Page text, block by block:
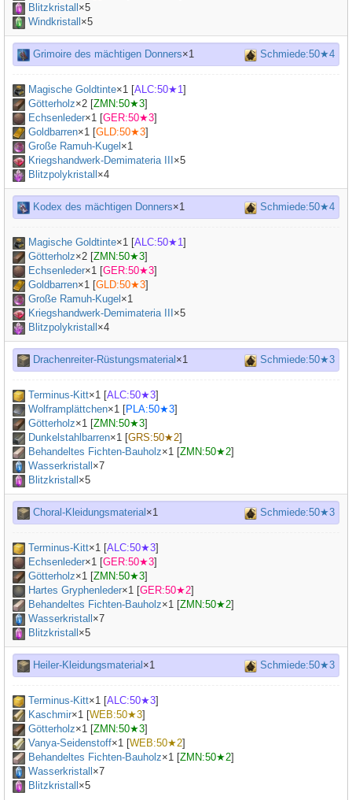
Blitzkristall ×5
Windkristall ×5
Grimoire des mächtigen Donners×1 Schmiede:50★4
Magische Goldtinte×1 [ALC:50★1]
Götterholz×2 [ZMN:50★3]
Echsenleder×1 [GER:50★3]
Goldbarren×1 [GLD:50★3]
Große Ramuh-Kugel ×1
Kriegshandwerk-Demimateria III ×5
Blitzpolykristall ×4
Kodex des mächtigen Donners×1 Schmiede:50★4
Magische Goldtinte×1 [ALC:50★1]
Götterholz×2 [ZMN:50★3]
Echsenleder×1 [GER:50★3]
Goldbarren×1 [GLD:50★3]
Große Ramuh-Kugel ×1
Kriegshandwerk-Demimateria III ×5
Blitzpolykristall ×4
Drachenreiter-Rüstungsmaterial ×1 Schmiede:50★3
Terminus-Kitt×1 [ALC:50★3]
Wolframplättchen×1 [PLA:50★3]
Götterholz×1 [ZMN:50★3]
Dunkelstahlbarren×1 [GRS:50★2]
Behandeltes Fichten-Bauholz×1 [ZMN:50★2]
Wasserkristall ×7
Blitzkristall ×5
Choral-Kleidungsmaterial ×1 Schmiede:50★3
Terminus-Kitt×1 [ALC:50★3]
Echsenleder×1 [GER:50★3]
Götterholz×1 [ZMN:50★3]
Hartes Gryphenleder×1 [GER:50★2]
Behandeltes Fichten-Bauholz×1 [ZMN:50★2]
Wasserkristall ×7
Blitzkristall ×5
Heiler-Kleidungsmaterial ×1 Schmiede:50★3
Terminus-Kitt×1 [ALC:50★3]
Kaschmir×1 [WEB:50★3]
Götterholz×1 [ZMN:50★3]
Vanya-Seidenstoff×1 [WEB:50★2]
Behandeltes Fichten-Bauholz×1 [ZMN:50★2]
Wasserkristall ×7
Blitzkristall ×5